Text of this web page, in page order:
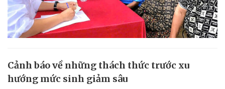
Cảnh báo về những thách thức trước xu
hướng mức sinh giảm sâu